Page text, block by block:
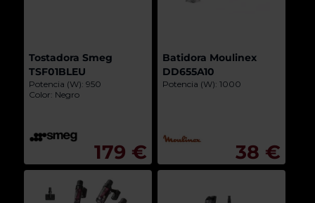
Tostadora Smeg
TSF01BLEU
Potencia (W): 950
Color: Negro
179 €
Batidora Moulinex
DD655A10
Potencia (W): 1000
38 €